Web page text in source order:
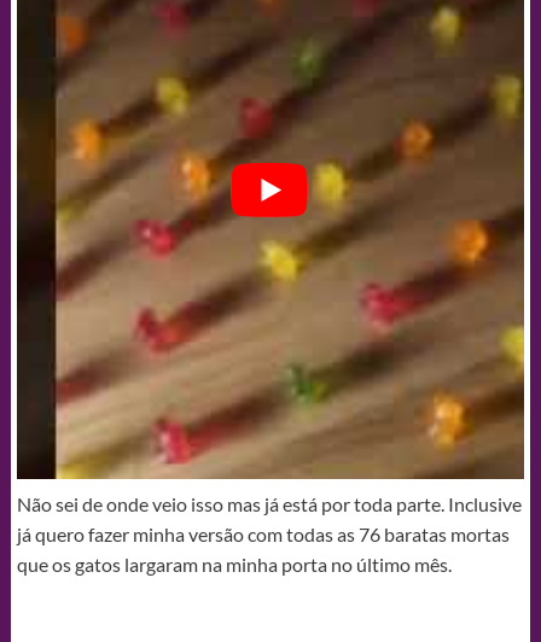
Não sei de onde veio isso mas já está por toda parte. Inclusive
já quero fazer minha versão com todas as 76 baratas mortas
que os gatos largaram na minha porta no último mês.